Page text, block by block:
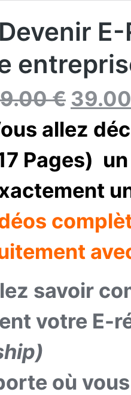
€
allez
Pages)
savoir
votre E-
où